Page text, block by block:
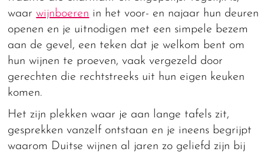
waarwijnboeren in het voor- en najaar hun deuren
openen en je uitnodigen met een simpele bezem
aan de gevel, een teken dat je welkom bent om
hun wijnen te proeven, vaak vergezeld door
gerechten die rechtstreeks uit hun eigen keuken
komen.
Het zijn plekken waar je aan lange tafels zit,
gesprekken vanzelf ontstaan en je ineens begrijpt
waarom Duitse wijnen al jaren zo geliefd zijn bij